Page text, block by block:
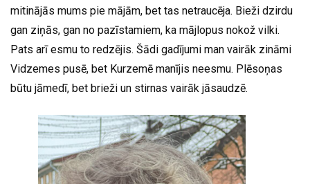
mitinājās mums pie mājām, bet tas netraucēja. Bieži dzirdu
gan ziņās, gan no pazīstamiem, ka mājlopus nokož vilki.
Pats arī esmu to redzējis. Šādi gadījumi man vairāk zināmi
Vidzemes pusē, bet Kurzemē manījis neesmu. Plēsoņas
būtu jāmedī, bet brieži un stirnas vairāk jāsaudzē.